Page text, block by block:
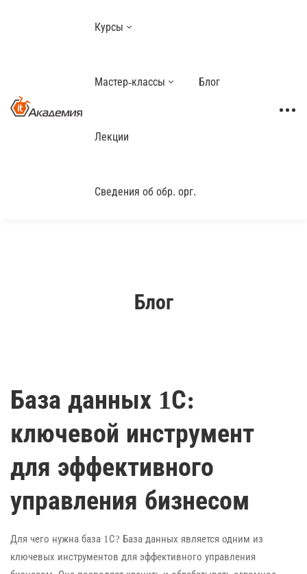
Курсы
Мастер-классы Блог
Лекции
Сведения об обр. орг.
Блог
База данных 1С:
ключевой инструмент
для эффективного
управления бизнесом
Для чего нужна база 1С? База данных является одним из
ключевых инструментов для эффективного управления